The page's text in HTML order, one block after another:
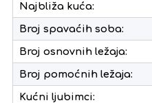
Najbliža kuća:
Broj spavaćih soba:
Broj osnovnih ležaja:
Broj pomoćnih ležaja:
Kućni ljubimci: